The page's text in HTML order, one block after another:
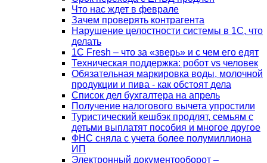
Что нас ждет в феврале
Зачем проверять контрагента
Нарушение целостности системы в 1С, что
делать
1С Fresh – что за «зверь» и с чем его едят
Техническая поддержка: робот vs человек
Обязательная маркировка воды, молочной
продукции и пива - как обстоят дела
Список дел бухгалтера на апрель
Получение налогового вычета упростили
Туристический кешбэк продлят, семьям с
детьми выплатят пособия и многое другое
ФНС сняла с учета более полумиллиона
ИП
Электронный документооборот –